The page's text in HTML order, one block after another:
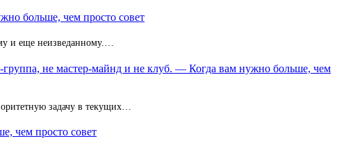
больше, чем просто совет
и еще неизведанному.…
группа, не мастер-майнд и не клуб. — Когда вам нужно больше, чем
задачу в текущих…
чем просто совет